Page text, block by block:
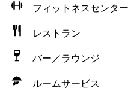
フィットネスセンター
レストラン
バー／ラウンジ
ルームサービス